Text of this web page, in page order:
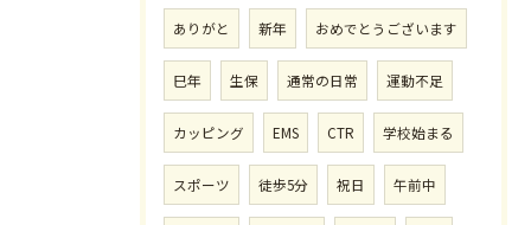
ありがと 新年 おめでとうございます
巳年 生保 通常の日常 運動不足
カッピング EMS CTR 学校始まる
スポーツ 徒歩5分 祝日 午前中